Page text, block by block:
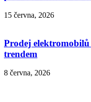
15 června, 2026
Prodej elektromobilů
trendem
8 června, 2026